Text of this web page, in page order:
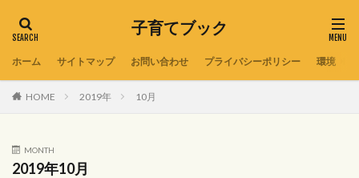
子育てブック
ホーム サイトマップ お問い合わせ プライバシーポリシー 環境
HOME 2019年 10月
MONTH
2019年10月